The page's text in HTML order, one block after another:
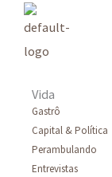
Vida
Gastrô
Capital & Política
Perambulando
Entrevistas